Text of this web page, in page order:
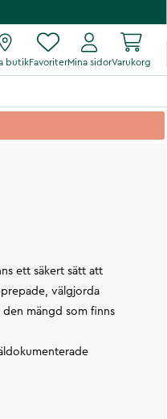
butikFavoriterMina sidorVarukorg
ett säkert sätt att
välgjorda
mängd som finns